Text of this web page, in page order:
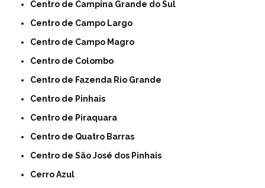
Centro de Campina Grande do Sul
Centro de Campo Largo
Centro de Campo Magro
Centro de Colombo
Centro de Fazenda Rio Grande
Centro de Pinhais
Centro de Piraquara
Centro de Quatro Barras
Centro de São José dos Pinhais
Cerro Azul